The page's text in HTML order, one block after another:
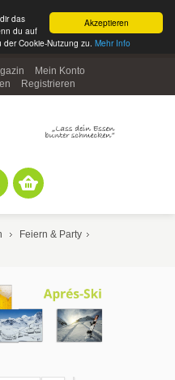
Akzeptieren
das
du auf
Cookie-Nutzung zu. Mehr Info
Mein Konto
Registrieren
Feiern & Party